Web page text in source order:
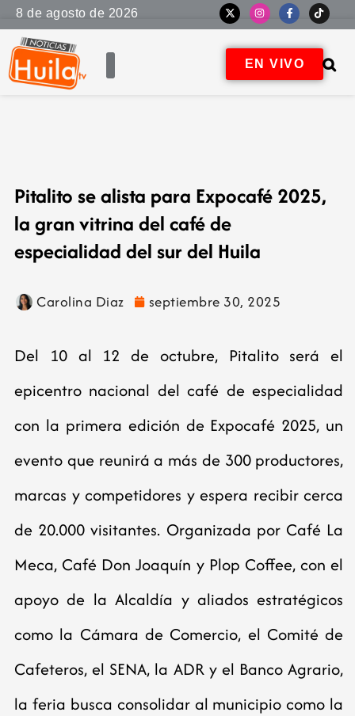
8 de agosto de 2026
EN VIVO
Pitalito se alista para Expocafé 2025,
la gran vitrina del café de
especialidad del sur del Huila
Carolina Diaz septiembre 30, 2025
Del 10 al 12 de octubre, Pitalito será el
epicentro nacional del café de especialidad
con la primera edición de Expocafé 2025, un
evento que reunirá a más de 300 productores,
marcas y competidores y espera recibir cerca
de 20.000 visitantes. Organizada por Café La
Meca, Café Don Joaquín y Plop Coffee, con el
apoyo de la Alcaldía y aliados estratégicos
como la Cámara de Comercio, el Comité de
Cafeteros, el SENA, la ADR y el Banco Agrario,
la feria busca consolidar al municipio como la